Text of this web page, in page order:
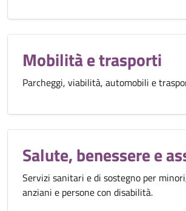
Mobilità e trasporti
Parcheggi, viabilità, automobili e
Salute, benessere e
Servizi sanitari e di sostegno per
anziani e persone con disabilità.